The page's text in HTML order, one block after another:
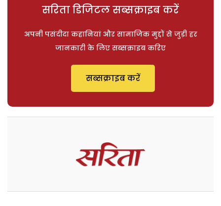
सरिता डिजिटल सब्सक्राइब करें
अपनी पसंदीदा कहानियां और सामाजिक मुद्दों से जुड़ी हर
जानकारी के लिए सब्सक्राइब करिए
सब्सक्राइब करें